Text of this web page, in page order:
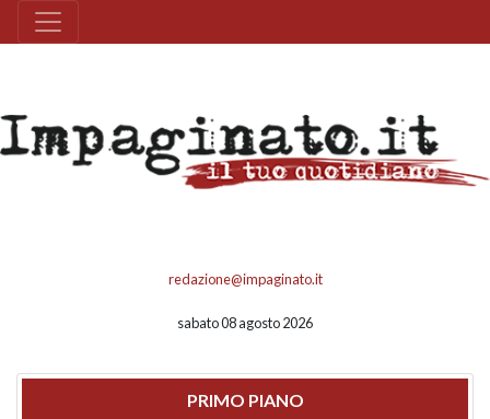
redazione@impaginato.it
sabato 08 agosto 2026
PRIMO PIANO